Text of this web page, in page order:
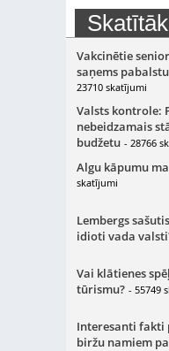
Vakcinētie
saņems
23710 skatījumi
Valsts kontrole:
nebeidzamais
budžetu - 28766
Algu kāpumu
skatījumi
Lembergs
idioti vada
Vai klātienes
tūrismu? - 55749
Interesanti fakti
biržu namiem